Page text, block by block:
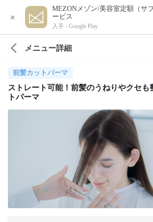
×
MEZONメゾン/美容室定額（サ
ービス
入手 - Google Play
メニュー詳細
前髪カットパーマ
ストレート可能！前髪のうねりやクセも
トパーマ